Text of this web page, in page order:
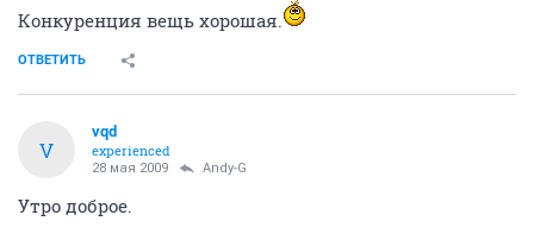
Конкуренция вещь хорошая.
ОТВЕТИТЬ
V
vqd
experienced
28 мая 2009 Andy-G
Утро доброе.